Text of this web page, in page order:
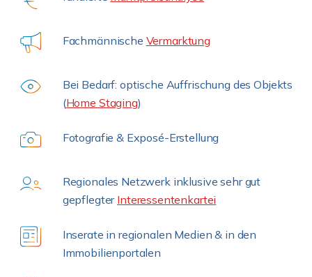
Fachmännische Vermarktung
Bei Bedarf: optische Auffrischung des Objekts
(Home Staging)
Fotografie & Exposé-Erstellung
Regionales Netzwerk inklusive sehr gut
gepflegter Interessentenkartei
Inserate in regionalen Medien & in den
Immobilienportalen